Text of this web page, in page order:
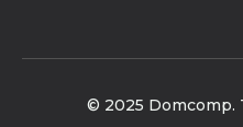
© 2025 Domcomp.